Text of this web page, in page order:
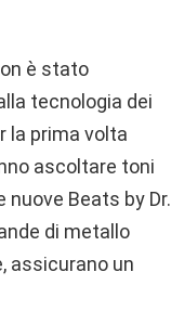
è stato
tecnologia dei
la prima volta
ascoltare toni
Beats by Dr.
di metallo
assicurano un